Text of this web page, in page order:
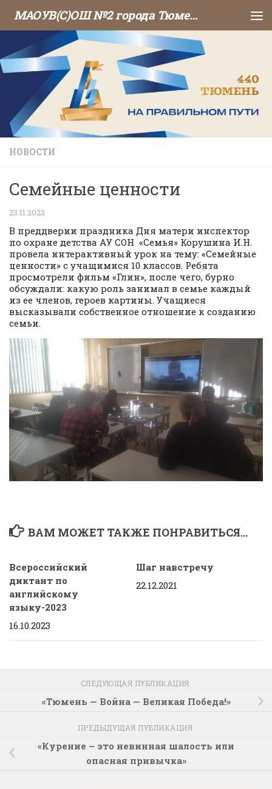
Перейти к содержимому МАОУВ(С)ОШ №2 города Тюмени
НОВОСТИ
Семейные ценности
23.11.2023
В преддверии праздника Дня матери инспектор
по охране детства АУ СОН «Семья» Корушина И.Н.
провела интерактивный урок на тему: «Семейные
ценности» с учащимися 10 классов. Ребята
просмотрели фильм «Глин», после чего, бурно
обсуждали: какую роль занимал в семье каждый
из ее членов, героев картины. Учащиеся
высказывали собственное отношение к созданию
семьи.
ВАМ МОЖЕТ ТАКЖЕ ПОНРАВИТЬСЯ...
Всероссийский
диктант по
английскому
языку-2023
16.10.2023
Шаг навстречу
22.12.2021
СЛЕДУЮЩАЯ ПУБЛИКАЦИЯ
«Тюмень — Война — Великая Победа!»
ПРЕДЫДУЩАЯ ПУБЛИКАЦИЯ
«Курение – это невинная шалость или
опасная привычка»